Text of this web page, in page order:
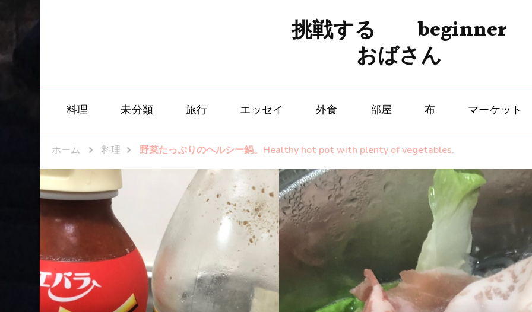
挑戦する beginner
おばさん
料理 未分類 旅行 エッセイ 外食 部屋 布 マーケット
ホーム 料理 野菜たっぷりのヘルシー鍋。Healthy hot pot with plenty of vegetables.